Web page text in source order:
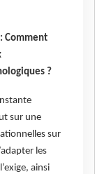
Comment
?
sur une
sur
les
ainsi